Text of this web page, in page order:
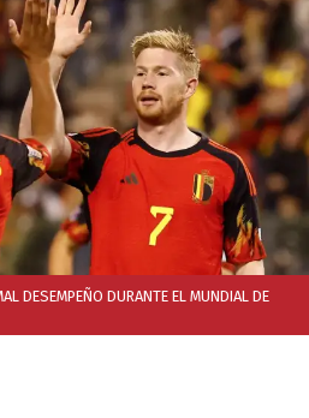
DESEMPEÑO DURANTE EL MUNDIAL DE